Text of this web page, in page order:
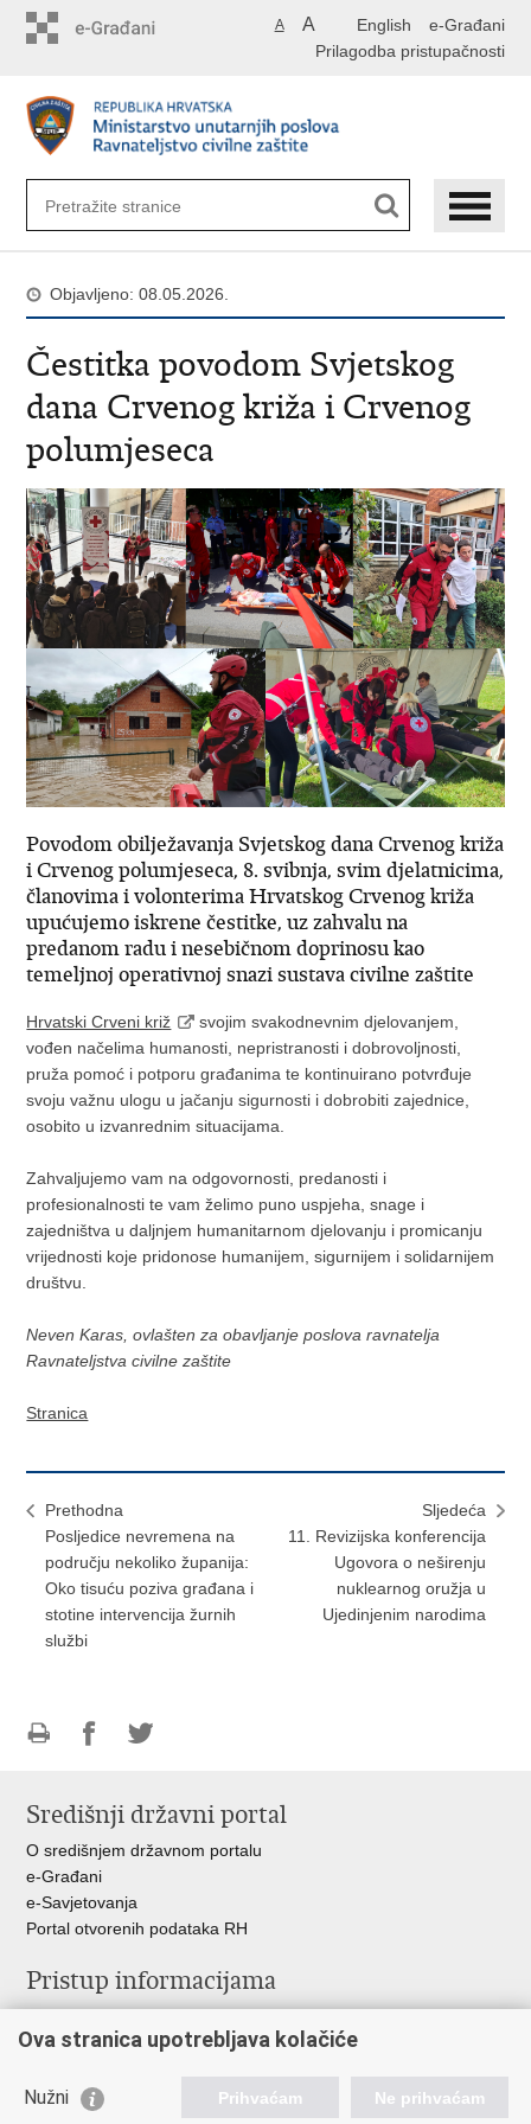
English e-Građani
A A
Prilagodba pristupačnosti
Objavljeno: 08.05.2026.
Čestitka povodom Svjetskog
dana Crvenog križa i Crvenog
polumjeseca
Povodom obilježavanja Svjetskog dana Crvenog križa
i Crvenog polumjeseca, 8. svibnja, svim djelatnicima,
članovima i volonterima Hrvatskog Crvenog križa
upućujemo iskrene čestitke, uz zahvalu na
predanom radu i nesebičnom doprinosu kao
temeljnoj operativnoj snazi sustava civilne zaštite
Hrvatski Crveni križ
svojim svakodnevnim djelovanjem,
vođen načelima humanosti, nepristranosti i dobrovoljnosti,
pruža pomoć i potporu građanima te kontinuirano potvrđuje
svoju važnu ulogu u jačanju sigurnosti i dobrobiti zajednice,
osobito u izvanrednim situacijama.
Zahvaljujemo vam na odgovornosti, predanosti i
profesionalnosti te vam želimo puno uspjeha, snage i
zajedništva u daljnjem humanitarnom djelovanju i promicanju
vrijednosti koje pridonose humanijem, sigurnijem i solidarnijem
društvu.
Neven Karas, ovlašten za obavljanje poslova ravnatelja
Ravnateljstva civilne zaštite
Stranica
Prethodna
Posljedice nevremena na
području nekoliko županija:
Oko tisuću poziva građana i
stotine intervencija žurnih
službi
Sljedeća
11. Revizijska konferencija
Ugovora o neširenju
nuklearnog oružja u
Ujedinjenim narodima
FacebookuTwitteru
Središnji državni portal
O središnjem državnom portalu
e-Građani
e-Savjetovanja
Portal otvorenih podataka RH
Pristup informacijama
Savjetovanje
Zapošljavanje
Ova stranica upotrebljava kolačiće
Nužni Prihvaćam Ne prihvaćam